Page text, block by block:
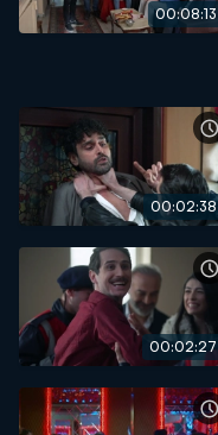
00:08:13
00:02:38
00:02:27